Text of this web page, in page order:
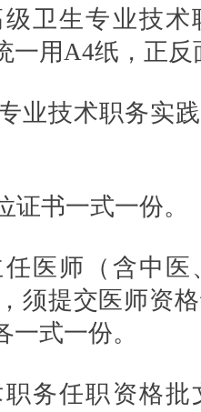
卫生专业技
一用A4纸，正反
业技术职务实
证书一式一份。
医师（含中
须提交医师资
式一份。
务任职资格